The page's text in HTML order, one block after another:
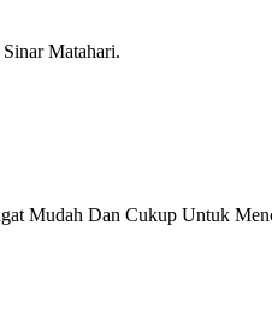
Matahari.
Mudah Dan Cukup Untuk